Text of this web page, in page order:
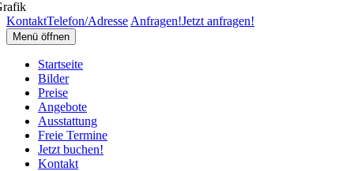
KontaktTelefon/Adresse Anfragen!Jetzt anfragen!
Menü öffnen
Startseite
Bilder
Preise
Angebote
Ausstattung
Freie Termine
Jetzt buchen!
Kontakt